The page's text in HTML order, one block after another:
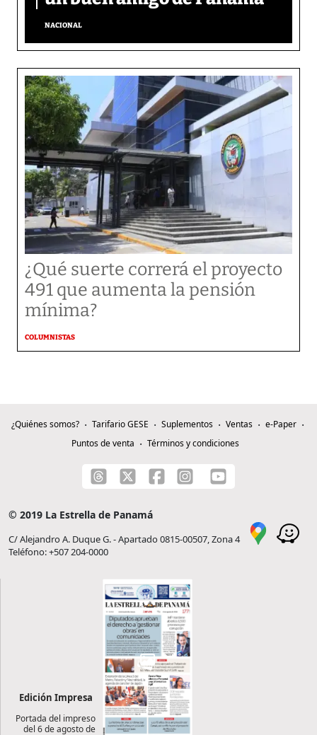
NACIONAL
¿Qué suerte correrá el proyecto
491 que aumenta la pensión
mínima?
COLUMNISTAS
¿Quiénes somos? Tarifario GESE Suplementos Ventas
e-Paper
Puntos de venta
Términos y condiciones
© 2019 La Estrella de Panamá
C/ Alejandro A. Duque G. - Apartado 0815-00507, Zona 4
Teléfono: +507 204-0000
Edición Impresa
Portada del impreso
del 6 de agosto de